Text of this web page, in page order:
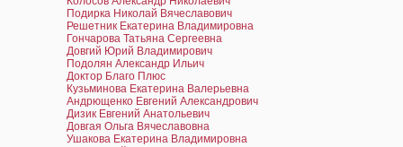
Подирка Николай Вячеславович
Решетник Екатерина Владимировна
Гончарова Татьяна Сергеевна
Довгий Юрий Владимирович
Подолян Александр Ильич
Доктор Благо Плюс
Кузьминова Екатерина Валерьевна
Андрющенко Евгений Александрович
Дизик Евгений Анатольевич
Довгая Ольга Вячеславовна
Ушакова Екатерина Владимировна